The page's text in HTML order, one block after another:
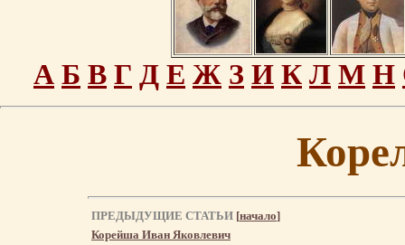
А Б В Г Д Е Ж З И К Л М Н
ПРЕДЫДУЩИЕ СТАТЬИ [начало]
Корейша Иван Яковлевич